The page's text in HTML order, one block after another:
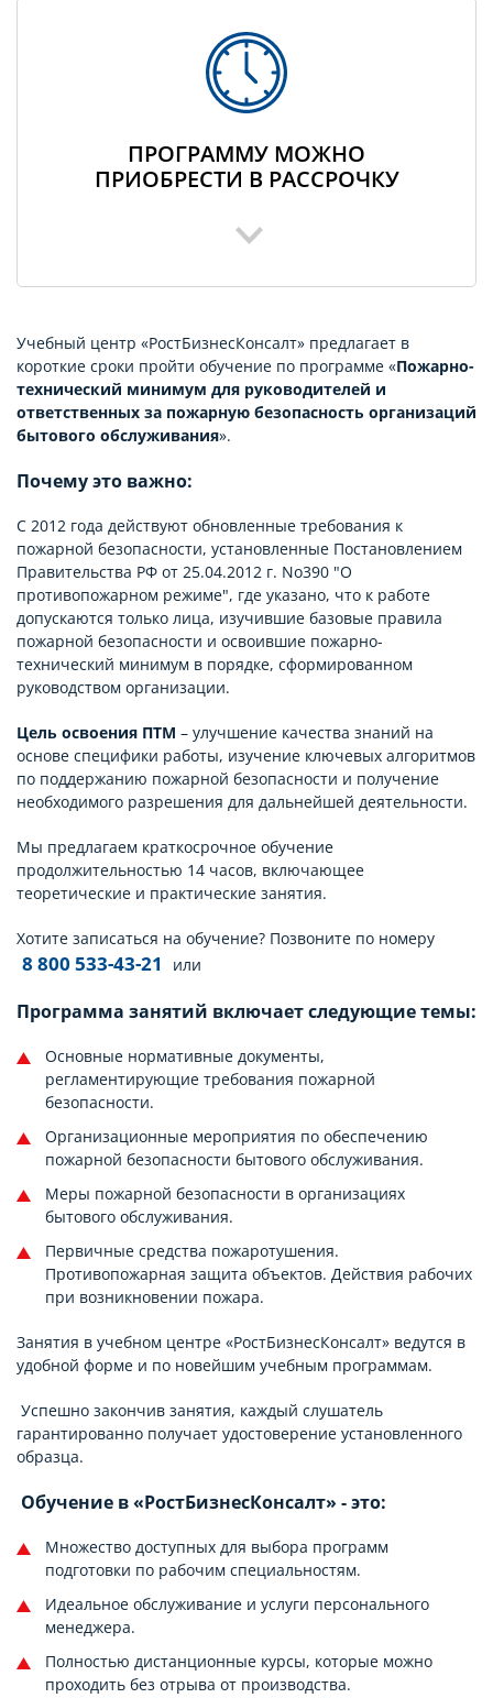
ПРОГРАММУ МОЖНО
ПРИОБРЕСТИ В РАССРОЧКУ
Учебный центр «РостБизнесКонсалт» предлагает в
короткие сроки пройти обучение по программе «Пожарно-
технический минимум для руководителей и
ответственных за пожарную безопасность организаций
бытового обслуживания».
Почему это важно:
С 2012 года действуют обновленные требования к
пожарной безопасности, установленные Постановлением
Правительства РФ от 25.04.2012 г. No390 "О
противопожарном режиме", где указано, что к работе
допускаются только лица, изучившие базовые правила
пожарной безопасности и освоившие пожарно-
технический минимум в порядке, сформированном
руководством организации.
Цель освоения ПТМ – улучшение качества знаний на
основе специфики работы, изучение ключевых алгоритмов
по поддержанию пожарной безопасности и получение
необходимого разрешения для дальнейшей деятельности.
Мы предлагаем краткосрочное обучение
продолжительностью 14 часов, включающее
теоретические и практические занятия.
Хотите записаться на обучение? Позвоните по номеру
8 800 533-43-21 или
Программа занятий включает следующие темы:
Основные нормативные документы,
регламентирующие требования пожарной
безопасности.
Организационные мероприятия по обеспечению
пожарной безопасности бытового обслуживания.
Меры пожарной безопасности в организациях
бытового обслуживания.
Первичные средства пожаротушения.
Противопожарная защита объектов. Действия рабочих
при возникновении пожара.
Занятия в учебном центре «РостБизнесКонсалт» ведутся в
удобной форме и по новейшим учебным программам.
Успешно закончив занятия, каждый слушатель
гарантированно получает удостоверение установленного
образца.
Обучение в «РостБизнесКонсалт» - это:
Множество доступных для выбора программ
подготовки по рабочим специальностям.
Идеальное обслуживание и услуги персонального
менеджера.
Полностью дистанционные курсы, которые можно
проходить без отрыва от производства.